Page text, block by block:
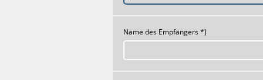
Name des Empfängers *)